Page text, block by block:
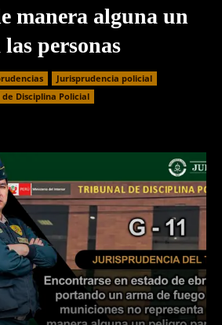
manera alguna un
personas
Jurisprudencia policial
Disciplina Policial